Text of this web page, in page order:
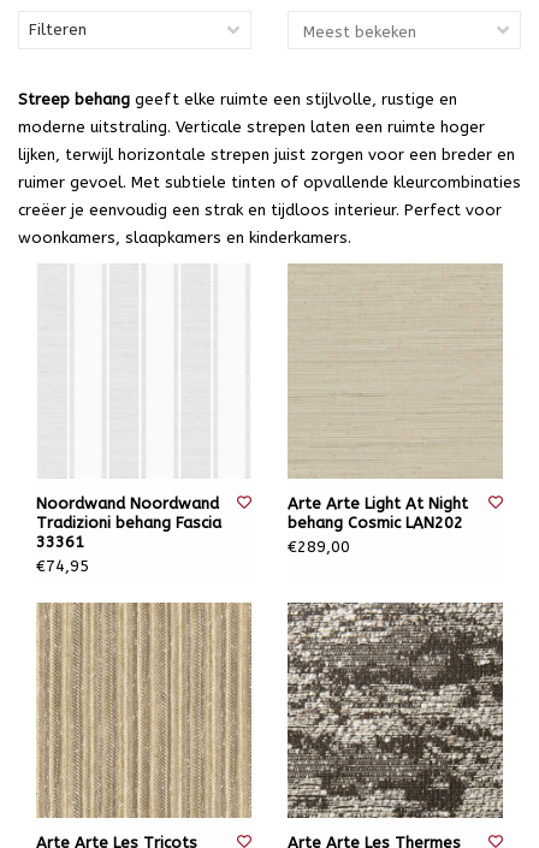
Filteren
Streep behang geeft elke ruimte een stijlvolle, rustige en
moderne uitstraling. Verticale strepen laten een ruimte hoger
lijken, terwijl horizontale strepen juist zorgen voor een breder en
ruimer gevoel. Met subtiele tinten of opvallende kleurcombinaties
creëer je eenvoudig een strak en tijdloos interieur. Perfect voor
woonkamers, slaapkamers en kinderkamers.
Noordwand Noordwand
Tradizioni behang Fascia
33361
€74,95
Arte Arte Light At Night
behang Cosmic LAN202
€289,00
Arte Arte Les Tricots
Arte Arte Les Thermes